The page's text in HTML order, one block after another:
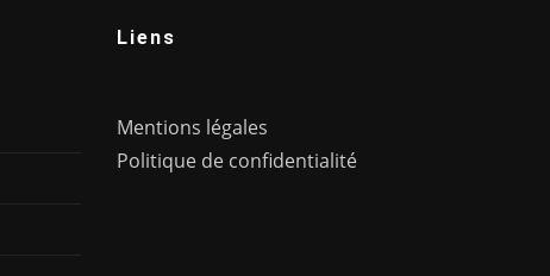
Liens
Mentions légales
Politique de confidentialité